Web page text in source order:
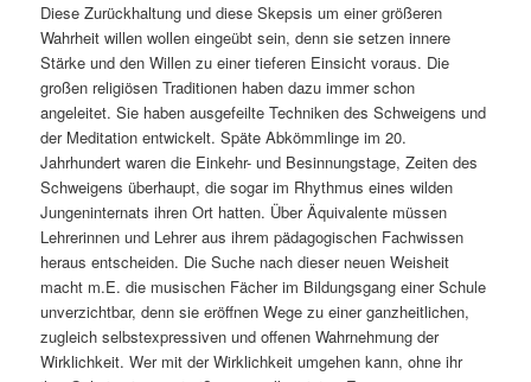
Diese Zurückhaltung und diese Skepsis um einer größeren
Wahrheit willen wollen eingeübt sein, denn sie setzen innere
Stärke und den Willen zu einer tieferen Einsicht voraus. Die
großen religiösen Traditionen haben dazu immer schon
angeleitet. Sie haben ausgefeilte Techniken des Schweigens und
der Meditation entwickelt. Späte Abkömmlinge im 20.
Jahrhundert waren die Einkehr- und Besinnungstage, Zeiten des
Schweigens überhaupt, die sogar im Rhythmus eines wilden
Jungeninternats ihren Ort hatten. Über Äquivalente müssen
Lehrerinnen und Lehrer aus ihrem pädagogischen Fachwissen
heraus entscheiden. Die Suche nach dieser neuen Weisheit
macht m.E. die musischen Fächer im Bildungsgang einer Schule
unverzichtbar, denn sie eröffnen Wege zu einer ganzheitlichen,
zugleich selbstexpressiven und offenen Wahrnehmung der
Wirklichkeit. Wer mit der Wirklichkeit umgehen kann, ohne ihr